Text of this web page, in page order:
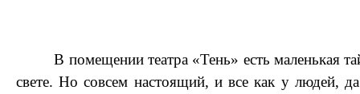
В помещении театра «Тень» есть маленькая
свете. Но совсем настоящий, и все как у людей,